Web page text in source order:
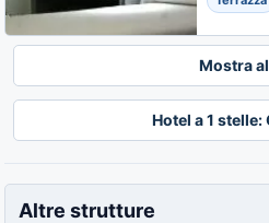
Mostra
Hotel a 1 stelle:
Altre strutture